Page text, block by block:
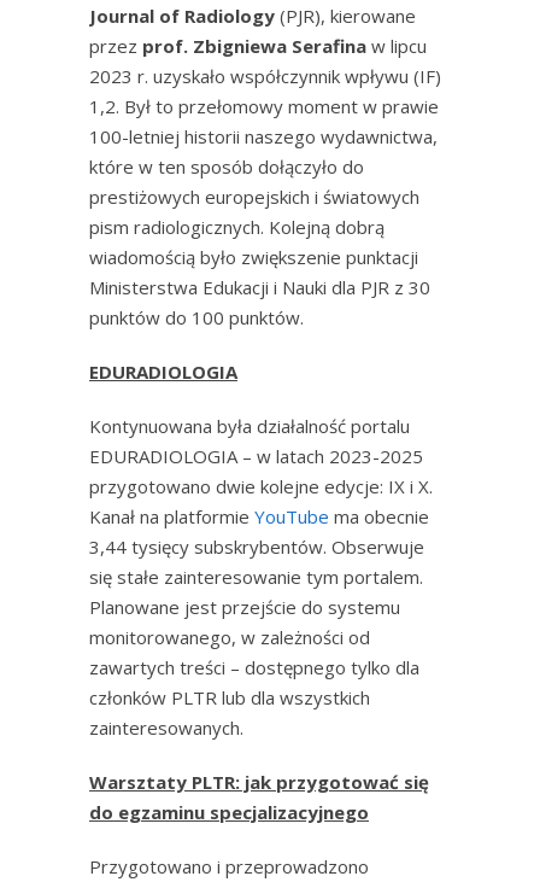
Journal of Radiology (PJR), kierowane
przez prof. Zbigniewa Serafina w lipcu
2023 r. uzyskało współczynnik wpływu (IF)
1,2. Był to przełomowy moment w prawie
100-letniej historii naszego wydawnictwa,
które w ten sposób dołączyło do
prestiżowych europejskich i światowych
pism radiologicznych. Kolejną dobrą
wiadomością było zwiększenie punktacji
Ministerstwa Edukacji i Nauki dla PJR z 30
punktów do 100 punktów.
EDURADIOLOGIA
Kontynuowana była działalność portalu
EDURADIOLOGIA – w latach 2023-2025
przygotowano dwie kolejne edycje: IX i X.
Kanał na platformie YouTube ma obecnie
3,44 tysięcy subskrybentów. Obserwuje
się stałe zainteresowanie tym portalem.
Planowane jest przejście do systemu
monitorowanego, w zależności od
zawartych treści – dostępnego tylko dla
członków PLTR lub dla wszystkich
zainteresowanych.
Warsztaty PLTR: jak przygotować się
do egzaminu specjalizacyjnego
Przygotowano i przeprowadzono